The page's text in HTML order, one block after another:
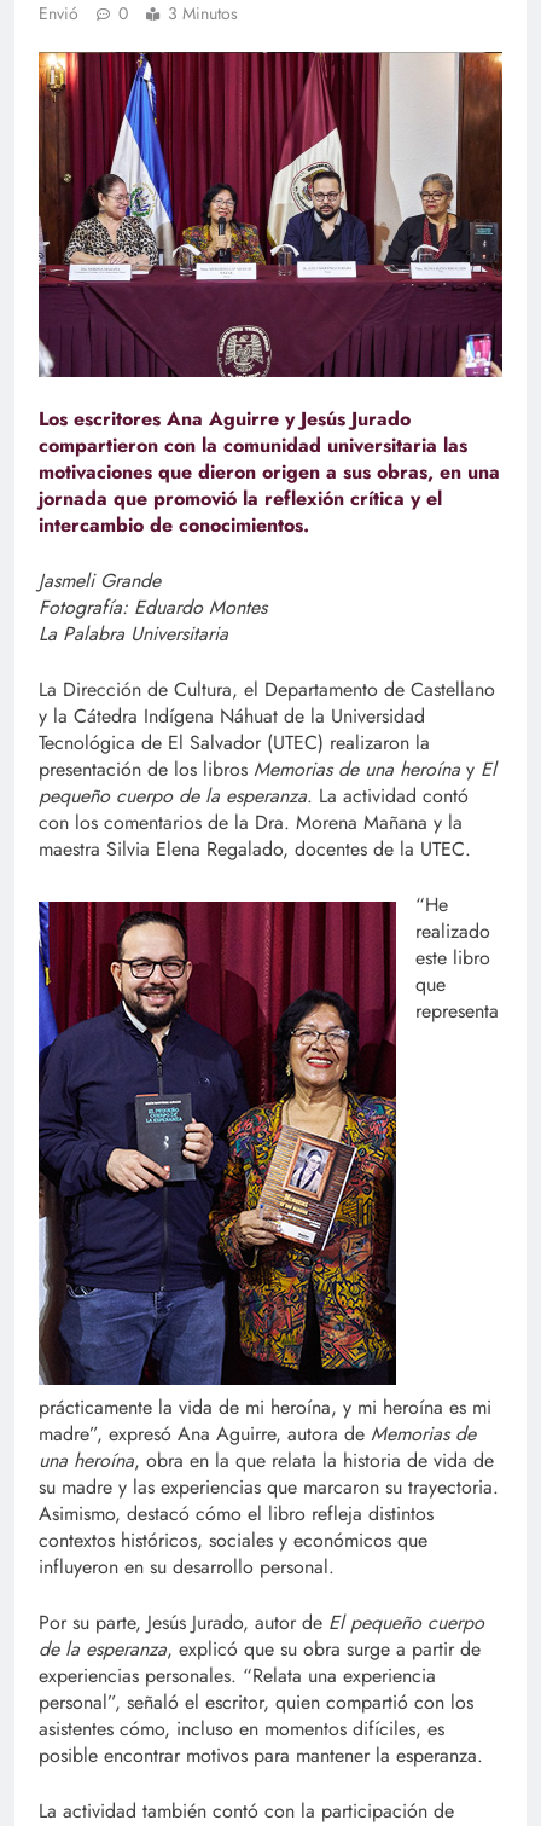
Envió
0 3 Minutos
Los escritores Ana Aguirre y Jesús Jurado
compartieron con la comunidad universitaria las
motivaciones que dieron origen a sus obras, en una
jornada que promovió la reflexión crítica y el
intercambio de conocimientos.
Jasmeli Grande
Fotografía: Eduardo Montes
La Palabra Universitaria
La Dirección de Cultura, el Departamento de Castellano
y la Cátedra Indígena Náhuat de la Universidad
Tecnológica de El Salvador (UTEC) realizaron la
presentación de los libros Memorias de una heroína y El
pequeño cuerpo de la esperanza. La actividad contó
con los comentarios de la Dra. Morena Mañana y la
maestra Silvia Elena Regalado, docentes de la UTEC.
“He
realizado
este libro
que
representa
prácticamente la vida de mi heroína, y mi heroína es mi
madre”, expresó Ana Aguirre, autora de Memorias de
una heroína, obra en la que relata la historia de vida de
su madre y las experiencias que marcaron su trayectoria.
Asimismo, destacó cómo el libro refleja distintos
contextos históricos, sociales y económicos que
influyeron en su desarrollo personal.
Por su parte, Jesús Jurado, autor de El pequeño cuerpo
de la esperanza, explicó que su obra surge a partir de
experiencias personales. “Relata una experiencia
personal”, señaló el escritor, quien compartió con los
asistentes cómo, incluso en momentos difíciles, es
posible encontrar motivos para mantener la esperanza.
La actividad también contó con la participación de